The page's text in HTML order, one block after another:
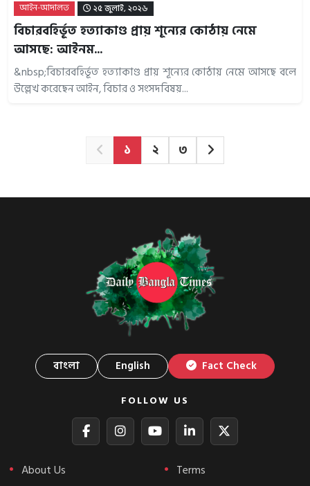
আইন-আদালত ২৫ জুলাই, ২০২৬
বিচারবহির্ভূত হত্যাকাণ্ড প্রায় শূন্যের কোঠায় নেমে
আসছে: আইনম...
&nbsp;বিচারবহির্ভূত হত্যাকাণ্ড প্রায় শূন্যের কোঠায় নেমে আসছে বলে
উল্লেখ করেছেন আইন, বিচার ও সংসদবিষয়...
১ ২ ৩
বাংলা English Fact Check
FOLLOW US
About Us
Terms